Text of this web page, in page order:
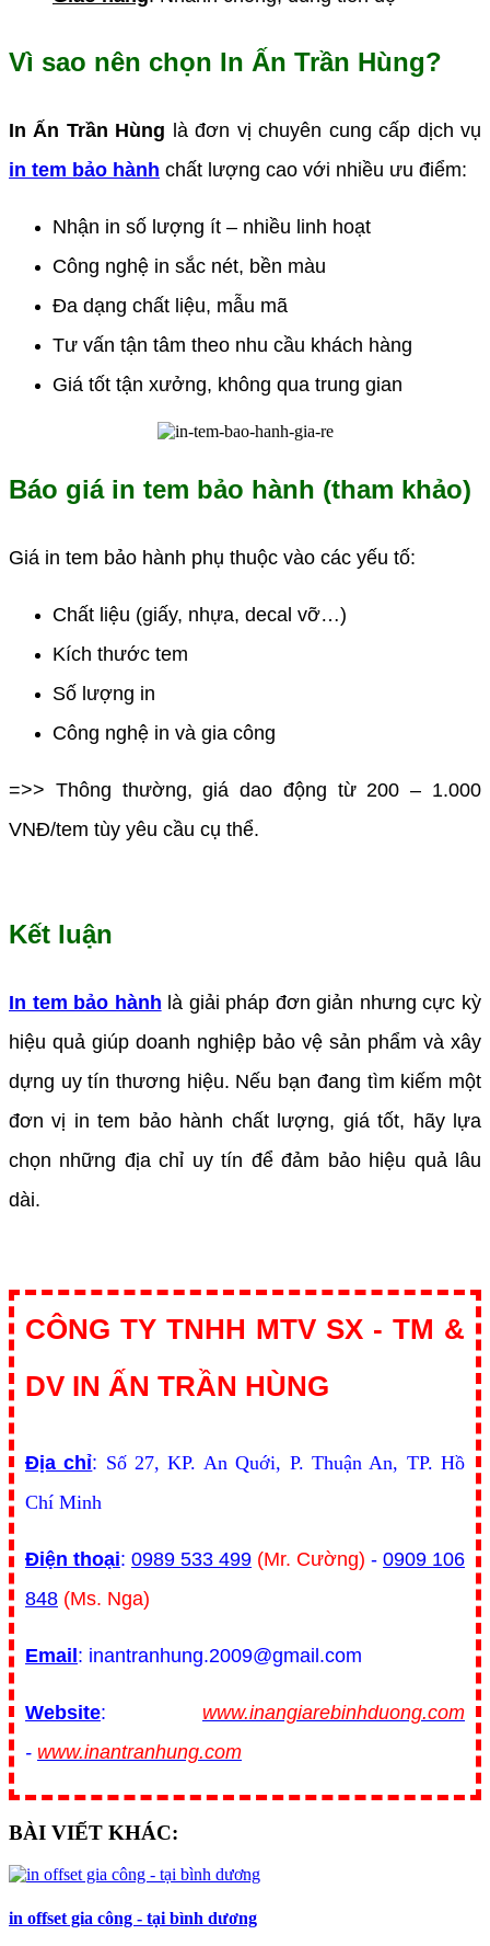
Vì sao nên chọn In Ấn Trần Hùng?
In Ấn Trần Hùng là đơn vị chuyên cung cấp dịch vụ
in tem bảo hành chất lượng cao với nhiều ưu điểm:
Nhận in số lượng ít – nhiều linh hoạt
Công nghệ in sắc nét, bền màu
Đa dạng chất liệu, mẫu mã
Tư vấn tận tâm theo nhu cầu khách hàng
Giá tốt tận xưởng, không qua trung gian
Báo giá in tem bảo hành (tham khảo)
Giá in tem bảo hành phụ thuộc vào các yếu tố:
Chất liệu (giấy, nhựa, decal vỡ…)
Kích thước tem
Số lượng in
Công nghệ in và gia công
=>> Thông thường, giá dao động từ 200 – 1.000
VNĐ/tem tùy yêu cầu cụ thể.
Kết luận
In tem bảo hành là giải pháp đơn giản nhưng cực kỳ
hiệu quả giúp doanh nghiệp bảo vệ sản phẩm và xây
dựng uy tín thương hiệu. Nếu bạn đang tìm kiếm một
đơn vị in tem bảo hành chất lượng, giá tốt, hãy lựa
chọn những địa chỉ uy tín để đảm bảo hiệu quả lâu
dài.
CÔNG TY TNHH MTV SX - TM &
DV IN ẤN TRẦN HÙNG
Địa chỉ: Số 27, KP. An Quới, P. Thuận An, TP. Hồ
Chí Minh
Điện thoại: 0989 533 499 (Mr. Cường) - 0909 106
848 (Ms. Nga)
Email: inantranhung.2009@gmail.com
Website: www.inangiarebinhduong.com
- www.inantranhung.com
BÀI VIẾT KHÁC:
in offset gia công - tại bình dương